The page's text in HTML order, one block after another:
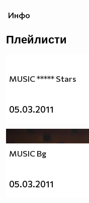
Инфо
Плейлисти
MUSIC ***** Stars
05.03.2011
MUSIC Bg
05.03.2011